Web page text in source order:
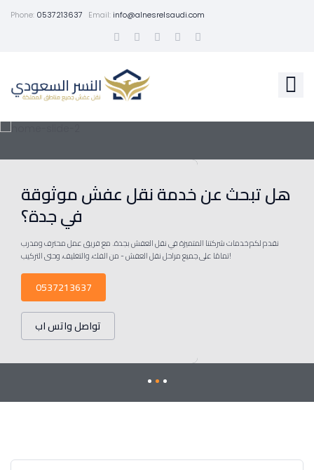
Phone: 0537213637 Email:info@alnesrelsaudi.com
هل تبحث عن خدمة نقل عفش موثوقة
في جدة؟
نقدم لكم خدمات شركتنا المتميزة في نقل العفش بجدة. مع فريق عمل محترف ومدرب
تمامًا على جميع مراحل نقل العفش - من الفك، والتغليف، وحتى التركيب!
0537213637
تواصل واتس اب